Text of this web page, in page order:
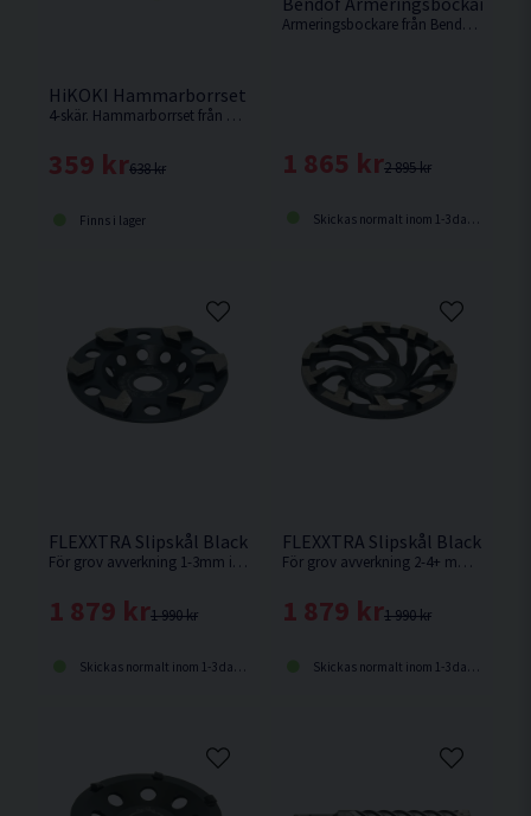
HiKOKI Hammarborrset SDS-Plus 4 delar
4-skär. Hammarborrset från HiKOKI innehållande de vanligaste storlekarna.
638 kr
359 kr
Finns i lager
Armeringsbockare från Bendof som klarar att bocka armeringsjärn upp till 12mm.
2 895 kr
1 865 kr
Skickas normalt inom 1-3 dagar
FLEXXTRA Slipskål Black Arrow 125mm
För grov avverkning 1-3mm i hårda material (ej natursten), tex betong, hård puts, betonggrader, hård spackel, håldäck.
1 990 kr
1 879 kr
Skickas normalt inom 1-3 dagar
FLEXXTRA Slipskål Black
För grov avverkning 2-4+ mm. Optimerad för slipning av hårda byggmaterial tex: betong, hård puts, betonggrader, hård spackel, håldäck.
1 990 kr
1 879 kr
Skickas normalt inom 1-3 dagar